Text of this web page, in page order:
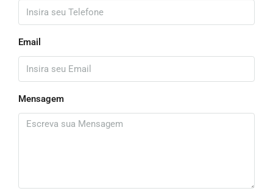
Email
Mensagem